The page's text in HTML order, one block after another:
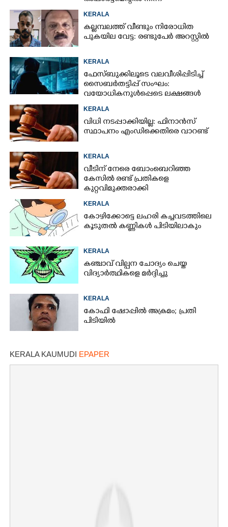
KERALA
കല്ലമ്പലത്ത് വീണ്ടും നിരോധിത
പുകയില വേട്ട: രണ്ടുപേർ അറസ്റ്റിൽ
KERALA
ഫേസ്ബുക്കിലൂടെ വലവീശിപ്പിടിച്ച്
സൈബർതട്ടിപ്പ് സംഘം:
വയോധികനുൾപ്പെടെ ലക്ഷങ്ങൾ
KERALA
വിധി നടപ്പാക്കിയില്ല: ഫിനാൻസ്
സ്ഥാപനം എംഡിക്കെതിരെ വാറണ്ട്
KERALA
വീടിന് നേരെ ബോംബെറിഞ്ഞ
കേസിൽ രണ്ട് പ്രതികളെ
കുറ്റവിമുക്തരാക്കി
KERALA
കോഴിക്കോട്ടെ ലഹരി കച്ചവടത്തിലെ
കൂടുതൽ കണ്ണികൾ പിടിയിലാകും
KERALA
കഞ്ചാവ് വില്പന ചോദ്യം ചെയ്ത
വിദ്യാർത്ഥികളെ മർദ്ദിച്ചു
KERALA
കോഫി ഷോപ്പിൽ അക്രമം; പ്രതി
പിടിയിൽ
KERALA KAUMUDI EPAPER